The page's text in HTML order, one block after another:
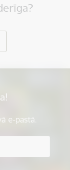
e-pastā.